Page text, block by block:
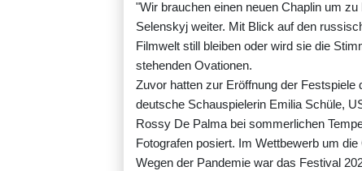
"Wir brauchen einen neuen Chaplin um
Selenskyj weiter. Mit Blick auf den
Filmwelt still bleiben oder wird sie die
stehenden Ovationen.
Zuvor hatten zur Eröffnung der
deutsche Schauspielerin Emilia Schüle,
Rossy De Palma bei sommerlichen
Fotografen posiert. Im Wettbewerb um
Wegen der Pandemie war das Festival